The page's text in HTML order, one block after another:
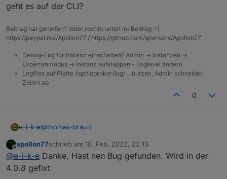
geht es auf der CLI?
Beitrag hat geholfen? Votet rechts unten im Beitrag :-)
https://paypal.me/Apollon77 / https://github.com/sponsors/Apollon77
Debug-Log für Instanz einschalten? Admin -> Instanzen ->
Expertenmodus -> Instanz aufklappen - Loglevel ändern
Logfiles auf Platte /opt/iobroker/log/… nutzen, Admin schneidet
Zeilen ab
0
E e-i-k-e@thomas-braun
Dauerschleife:
Offline
apollon77schrieb am 10. Feb. 2022, 22:13
zuletzt editiert von
@e-i-k-e Danke, Hast nen Bug gefunden. Wird in der
4.0.8 gefixt